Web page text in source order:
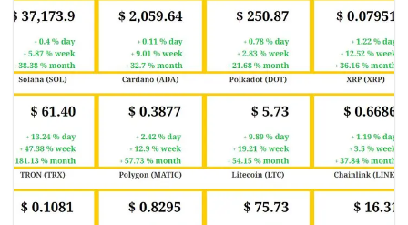
trong 24 giờ. Khối lượng giao dịch của...